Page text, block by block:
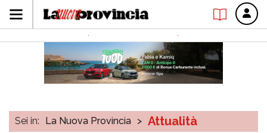
Sei in: La Nuova Provincia > Attualità